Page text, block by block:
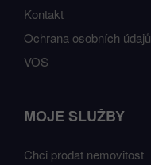
Kontakt
Ochrana osobních údajů
VOS
MOJE SLUŽBY
Chci prodat nemovitost